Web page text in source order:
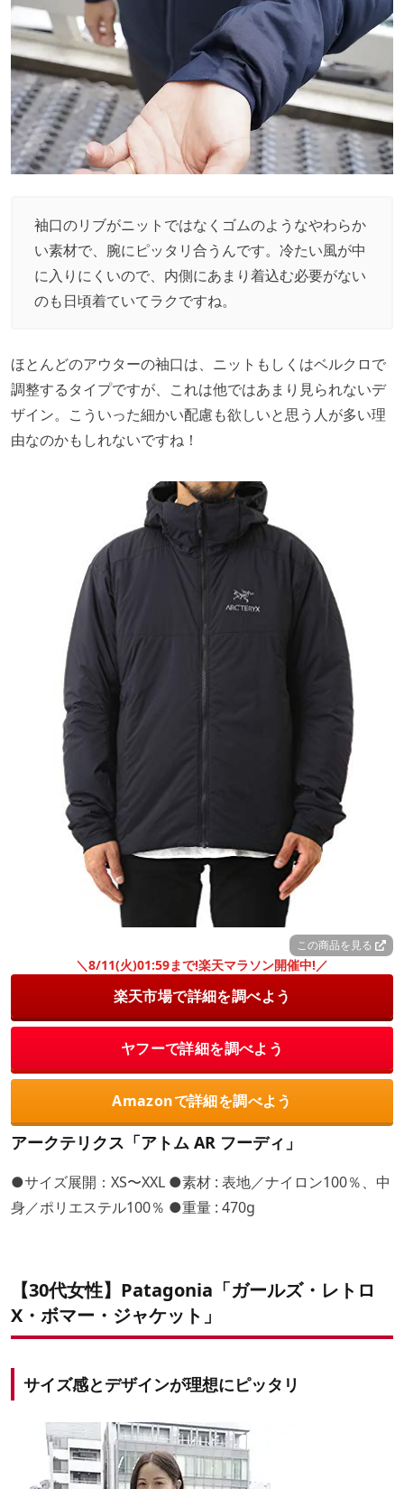
袖口のリブがニットではなくゴムのようなやわらか
い素材で、腕にピッタリ合うんです。冷たい風が中
に入りにくいので、内側にあまり着込む必要がない
のも日頃着ていてラクですね。
ほとんどのアウターの袖口は、ニットもしくはベルクロで
調整するタイプですが、これは他ではあまり見られないデ
ザイン。こういった細かい配慮も欲しいと思う人が多い理
由なのかもしれないですね！
この商品を見る
＼8/11(火)01:59まで!楽天マラソン開催中!／
楽天市場で詳細を調べよう
ヤフーで詳細を調べよう
Amazonで詳細を調べよう
アークテリクス「アトム AR フーディ」
●サイズ展開：XS〜XXL ●素材 : 表地／ナイロン100％、中
身／ポリエステル100％ ●重量 : 470g
【30代女性】Patagonia「ガールズ・レトロ
X・ボマー・ジャケット」
サイズ感とデザインが理想にピッタリ